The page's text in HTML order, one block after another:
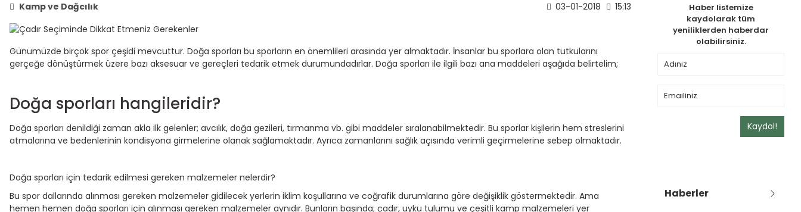
Kamp ve Dağcılık 03-01-2018 15:13
Günümüzde birçok spor çeşidi mevcuttur. Doğa sporları bu sporların en önemlileri arasında yer almaktadır. İnsanlar bu sporlara olan tutkularını
gerçeğe dönüştürmek üzere bazı aksesuar ve gereçleri tedarik etmek durumundadırlar. Doğa sporları ile ilgili bazı ana maddeleri aşağıda belirtelim;
Doğa sporları hangileridir?
Doğa sporları denildiği zaman akla ilk gelenler; avcılık, doğa gezileri, tırmanma vb. gibi maddeler sıralanabilmektedir. Bu sporlar kişilerin hem streslerini
atmalarına ve bedenlerinin kondisyona girmelerine olanak sağlamaktadır. Ayrıca zamanlarını sağlık açısında verimli geçirmelerine sebep olmaktadır.
Doğa sporları için tedarik edilmesi gereken malzemeler nelerdir?
Bu spor dallarında alınması gereken malzemeler gidilecek yerlerin iklim koşullarına ve coğrafik durumlarına göre değişiklik göstermektedir. Ama
hemen hemen doğa sporları için alınması gereken malzemeler aynıdır. Bunların başında; çadır, uyku tulumu ve çeşitli kamp malzemeleri yer
Haber listemize
kaydolarak tüm
yeniliklerden haberdar
olabilirsiniz.
Kaydol!
Haberler